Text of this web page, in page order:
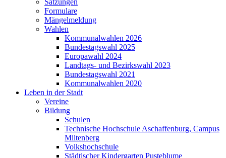
Satzungen
Formulare
Mängelmeldung
Wahlen
Kommunalwahlen 2026
Bundestagswahl 2025
Europawahl 2024
Landtags- und Bezirkswahl 2023
Bundestagswahl 2021
Kommunalwahlen 2020
Leben in der Stadt
Vereine
Bildung
Schulen
Technische Hochschule Aschaffenburg, Campus
Miltenberg
Volkshochschule
Städtischer Kindergarten Pusteblume